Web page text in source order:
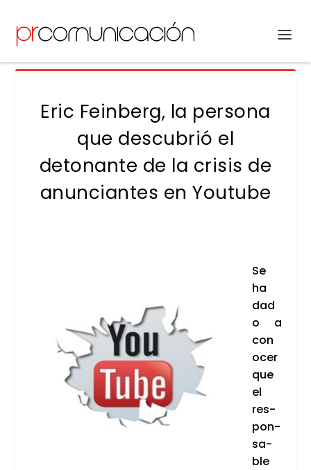
Eric Feinberg, la persona
que descubrió el
detonante de la crisis de
anunciantes en Youtube
Se
ha
dad
o a
con
o­cer
que
el
res­
pon­
sa­
ble